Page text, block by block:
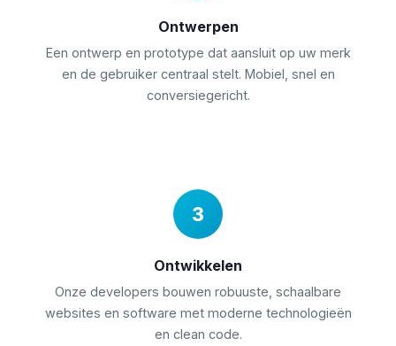
Ontwerpen
Een ontwerp en prototype dat aansluit op uw merk
en de gebruiker centraal stelt. Mobiel, snel en
conversiegericht.
Ontwikkelen
Onze developers bouwen robuuste, schaalbare
websites en software met moderne technologieën
en clean code.